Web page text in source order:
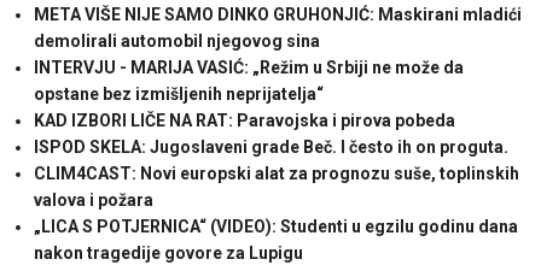
META VIŠE NIJE SAMO DINKO GRUHONJIĆ: Maskirani mladići
demolirali automobil njegovog sina
INTERVJU - MARIJA VASIĆ: „Režim u Srbiji ne može da
opstane bez izmišljenih neprijatelja“
KAD IZBORI LIČE NA RAT: Paravojska i pirova pobeda
ISPOD SKELA: Jugoslaveni grade Beč. I često ih on proguta.
CLIM4CAST: Novi europski alat za prognozu suše, toplinskih
valova i požara
„LICA S POTJERNICA“ (VIDEO): Studenti u egzilu godinu dana
nakon tragedije govore za Lupigu